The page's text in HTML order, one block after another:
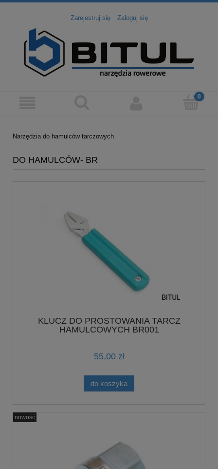
Zarejestruj się Zaloguj się
Narzędzia do hamulców tarczowych
DO HAMULCÓW- BR
KLUCZ DO PROSTOWANIA TARCZ
HAMULCOWYCH BR001
55,00 zł
do koszyka
nowość